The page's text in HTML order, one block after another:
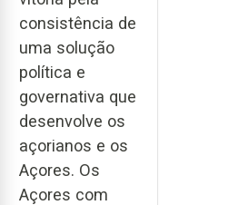
consistência de
uma solução
política e
governativa que
desenvolve os
açorianos e os
Açores. Os
Açores com